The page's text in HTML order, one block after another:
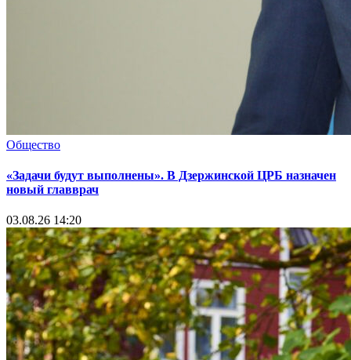
Общество
«Задачи будут выполнены». В Дзержинской ЦРБ назначен
новый главврач
03.08.26 14:20